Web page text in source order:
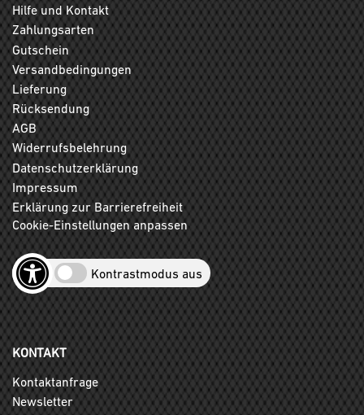
Hilfe und Kontakt
Zahlungsarten
Gutschein
Versandbedingungen
Lieferung
Rücksendung
AGB
Widerrufsbelehrung
Datenschutzerklärung
Impressum
Erklärung zur Barrierefreiheit
Cookie-Einstellungen anpassen
Kontrastmodus aus
KONTAKT
Kontaktanfrage
Newsletter